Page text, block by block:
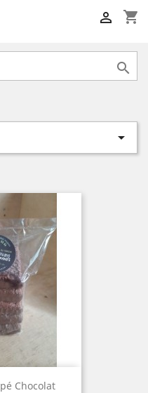
shopping_cart



Chocolat